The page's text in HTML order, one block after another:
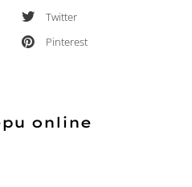
Twitter
Pinterest
online